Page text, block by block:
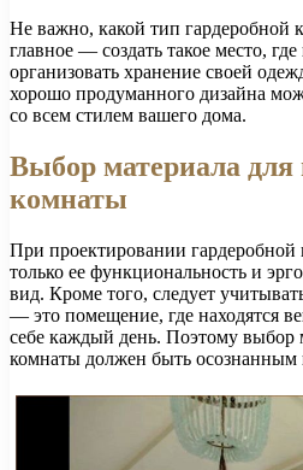
Не важно, какой тип гардеробной
главное — создать такое место,
организовать хранение своей
хорошо продуманного дизайна
со всем стилем вашего дома.
Выбор материала для
комнаты
При проектировании гардеробной
только ее функциональность и
вид. Кроме того, следует
— это помещение, где находятся
себе каждый день. Поэтому выбор
комнаты должен быть